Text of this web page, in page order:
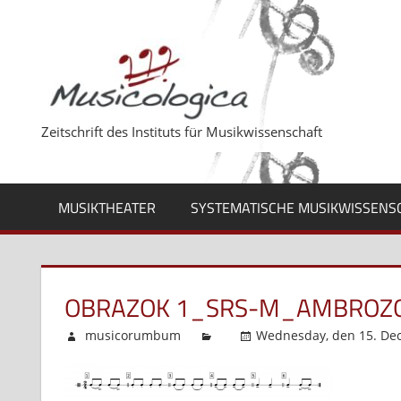
Zeitschrift des Instituts für Musikwissenschaft
MUSIKTHEATER SYSTEMATISCHE
OBRAZOK 1_SRS-
musicorumbum Wednesday, den 15.